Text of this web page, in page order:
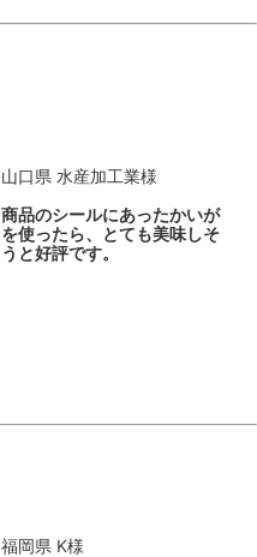
山口県 水産加工業様
商品のシールにあったかいが
を使ったら、とても美味しそ
うと好評です。
福岡県 K様